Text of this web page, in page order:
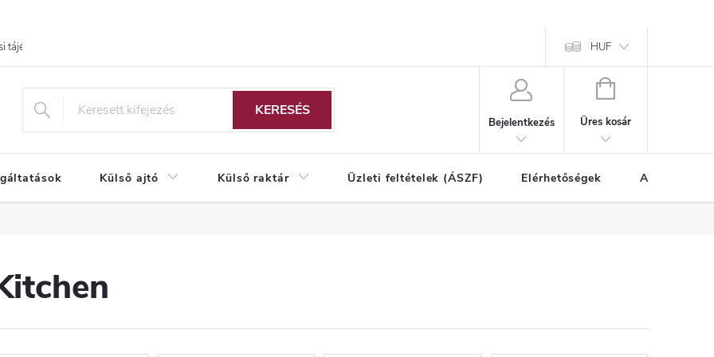
tájékoztató HUF
KERESÉS
Bejelentkezés
KOSÁR
Üres kosár
Külső ajtó Külső raktár Üzleti feltételek (ÁSZF) Elérhetőségek A vásárlás